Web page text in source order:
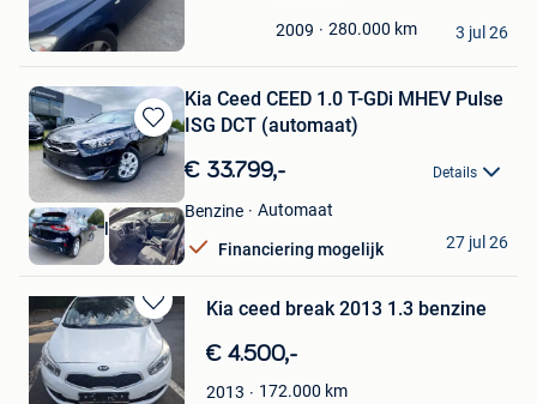
in
Mijn
Favorieten
2009 280.000 km
Yass m
Glain & Partie Ans
3 jul 26
Bewaren
in
Mijn
Favorieten
Kia Ceed CEED 1.0 T-GDi MHEV Pulse
ISG DCT (automaat)
€ 33.799,- Details
Benzine Automaat
Financiering mogelijk
Carrect Vilvoorde
Vilvoorde
27 jul 26
Bewaren
Mijn
Favorieten
Kia ceed break 2013 1.3 benzine
€ 4.500,-
2013 172.000 km